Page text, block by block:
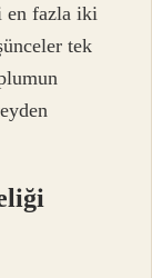
en fazla iki
tek